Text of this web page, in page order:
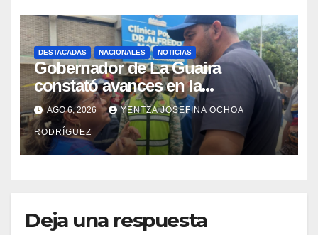
DESTACADAS NACIONALES NOTICIAS
Gobernador de La Guaira
constató avances en la
rehabilitación del Hospitalito de
Catia la Mar
AGO 6, 2026 YENTZA JOSEFINA OCHOA
RODRÍGUEZ
Deja una respuesta